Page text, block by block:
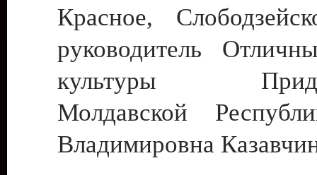
Красное,
руководитель
культуры
Молдавской
Владимировна